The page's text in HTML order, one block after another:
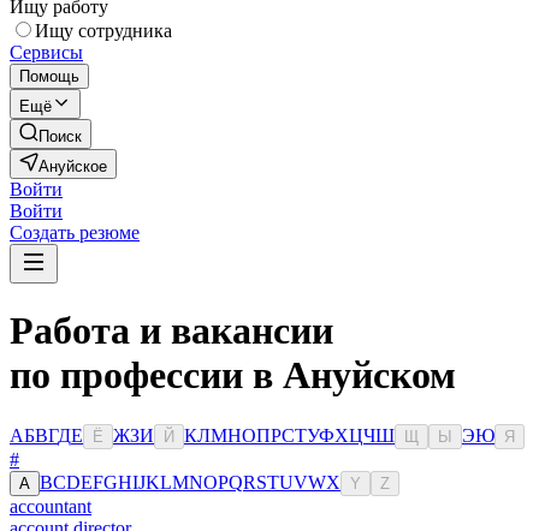
Ищу работу
Ищу сотрудника
Сервисы
Помощь
Ещё
Поиск
Ануйское
Войти
Войти
Создать резюме
Работа и вакансии
по профессии в Ануйском
АБВГДЕ Ё ЖЗИ Й КЛМНОПРСТУФХЦЧШ Ы ЭЮ Я
#
A BCDEFGHIJKLMNOPQRSTUVWX Y Z
accountant